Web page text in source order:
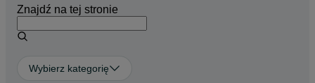
Znajdź na tej stronie
Wybierz kategorię